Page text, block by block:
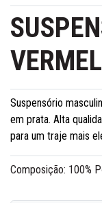
Suspensório
em prata. Alta
para um traje mais
Composição: 100%